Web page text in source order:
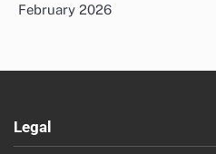
February 2026
Legal